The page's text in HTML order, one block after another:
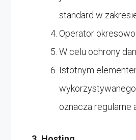
standard w
Operator
W celu ochrony
Istotnym
oznacza regularne